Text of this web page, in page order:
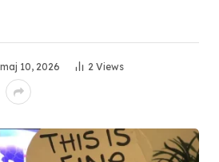
maj 10, 2026 2 Views